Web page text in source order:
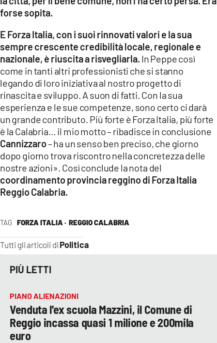
TAG FORZA ITALIA · REGGIO CALABRIA
Tutti gli articoli di Politica
forse sopita.
E Forza Italia, con i suoi rinnovati valori e la sua
sempre crescente credibilità locale, regionale e
nazionale, è riuscita a risvegliarla. In Peppe così
come in tanti altri professionisti che si stanno
legando di loro iniziativa al nostro progetto di
rinascita e sviluppo. A suon di fatti. Con la sua
esperienza e le sue competenze, sono certo ci darà
un grande contributo. Più forte è Forza Italia, più forte
è la Calabria… il mio motto – ribadisce in conclusione
Cannizzaro– ha un senso ben preciso, che giorno
dopo giorno trova riscontro nella concretezza delle
nostre azioni». Così conclude la nota del
coordinamento provincia reggino di Forza Italia
Reggio Calabria.
PIÙ LETTI
PIANO ALIENAZIONI
Venduta l'ex scuola Mazzini, il Comune di
Reggio incassa quasi 1 milione e 200mila
euro